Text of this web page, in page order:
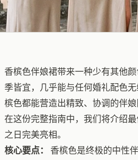
香槟色伴娘裙带来一种少有其他
季皆宜，几乎能与任何婚礼配色
槟色都能营造出精致、协调的伴娘
在这份完整指南中，我们将介绍
之日完美亮相。
核心要点：
香槟色是终极的中性